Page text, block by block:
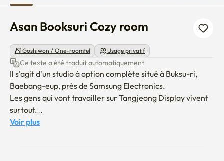
Asan Booksuri Cozy room
Goshiwon / One-roomtel Usage privatif
Ce texte a été traduit automatiquement
Il s'agit d'un studio à option complète situé à Buksu-ri,
Baebang-eup, près de Samsung Electronics.
Les gens qui vont travailler sur Tangjeong Display vivent
surtout.
Tangjeong Display Vehicle 12 Minutes
Voir plus